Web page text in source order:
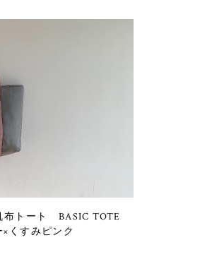
布トート BASIC TOTE
くすみピンク